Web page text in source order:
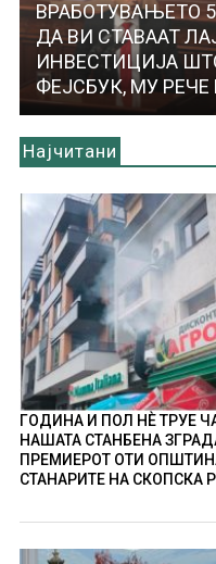
ВРАБОТУВАЊЕТО
ДА ВИ СТАВААТ
ИНВЕСТИЦИЈА
ФЕЈСБУК, МУ
Најчитани
ГОДИНА И ПОЛ НÈ ТРУЕ
НАШАТА СТАНБЕНА
ПРЕМИЕРОТ ОТИ
СТАНАРИТЕ НА СКОПСКА